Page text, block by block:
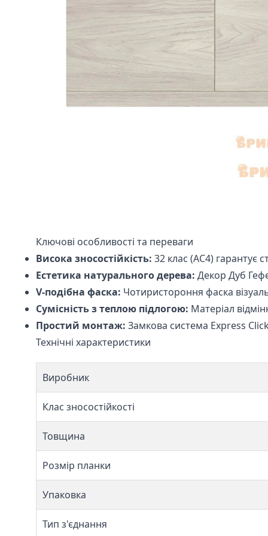
Ключові особливості та переваги
Висока зносостійкість: 32 клас (АС4) гарантує
Естетика натурального дерева: Декор Дуб
V-подібна фаска: Чотиристороння фаска
Сумісність з теплою підлогою: Матеріал
Простий монтаж: Замкова система Express
Технічні характеристики
Виробник
Клас зносостійкості
Товщина
Розмір планки
Упаковка
Тип з'єднання